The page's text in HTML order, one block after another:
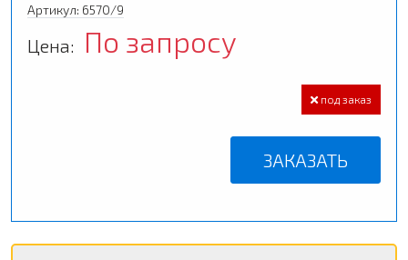
Артикул: 6570/9
Цена: По запросу
под заказ
ЗАКАЗАТЬ